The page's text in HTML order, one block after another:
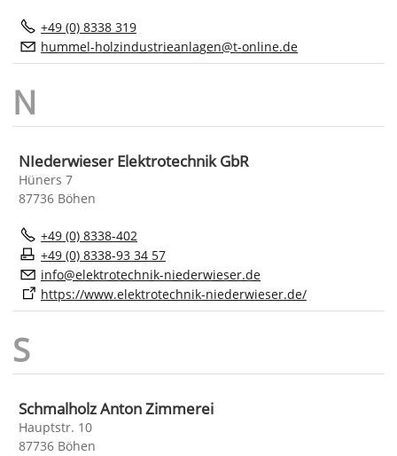
+49 (0) 8338 319
h mm l-h lz nd str nl g n t- nl n d
NIederwieser Elektrotechnik GbR
Hüners 7
87736 Böhen
+49 (0) 8338-402
+49 (0) 8338-93 34 57
nf
l ktr t chn k-n d rw s r d
https://www.elektrotechnik-niederwieser.de/
Schmalholz Anton Zimmerei
Hauptstr. 10
87736 Böhen